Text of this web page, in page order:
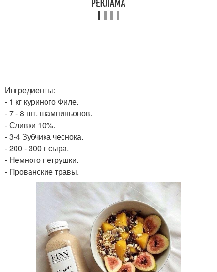
Ингредиенты:
- 1 кг куриного Филе.
- 7 - 8 шт. шампиньонов.
- Сливки 10%.
- 3-4 Зубчика чеснока.
- 200 - 300 г сыра.
- Немного петрушки.
- Прованские травы.